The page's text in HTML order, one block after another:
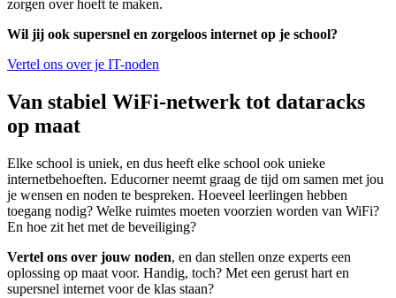
zorgen over hoeft te maken.
Wil jij ook supersnel en zorgeloos internet op je school?
Vertel ons over je IT-noden
Van stabiel WiFi-netwerk tot dataracks
op maat
Elke school is uniek, en dus heeft elke school ook unieke
internetbehoeften. Educorner neemt graag de tijd om samen met jou
je wensen en noden te bespreken. Hoeveel leerlingen hebben
toegang nodig? Welke ruimtes moeten voorzien worden van WiFi?
En hoe zit het met de beveiliging?
Vertel ons over jouw noden, en dan stellen onze experts een
oplossing op maat voor. Handig, toch? Met een gerust hart en
supersnel internet voor de klas staan?